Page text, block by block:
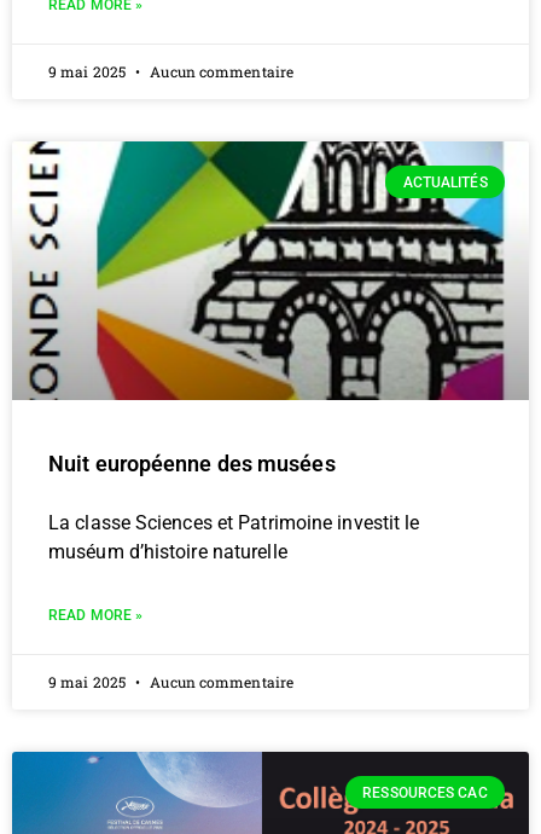
READ MORE »
9 mai 2025 Aucun commentaire
ACTUALITÉS
Nuit européenne des musées
La classe Sciences et Patrimoine investit le
muséum d’histoire naturelle
READ MORE »
9 mai 2025 Aucun commentaire
RESSOURCES CAC